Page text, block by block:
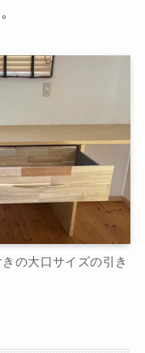
の大口サイズの引き